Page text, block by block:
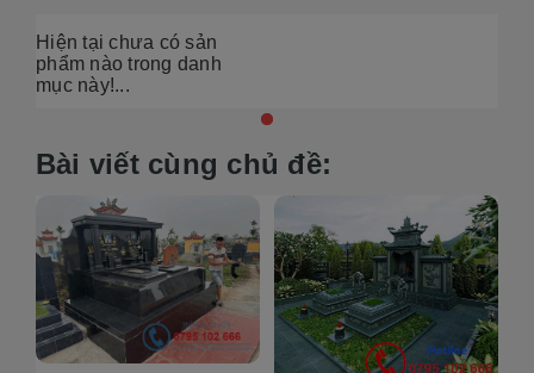
Hiện tại chưa có sản
phẩm nào trong danh
mục này!...
Bài viết cùng chủ đề: